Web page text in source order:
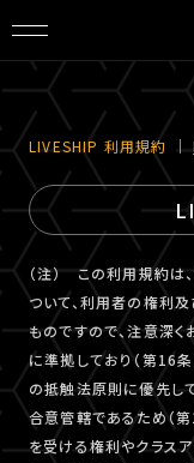
会員登録
LIVESHIP 利⽤規約 ｜
（注） この利用規約は
ついて、利用者の権利
ものですので、注意深く
に準拠しており（第16
の抵触法原則に優先し
合意管轄であるため（
を受ける権利やクラス